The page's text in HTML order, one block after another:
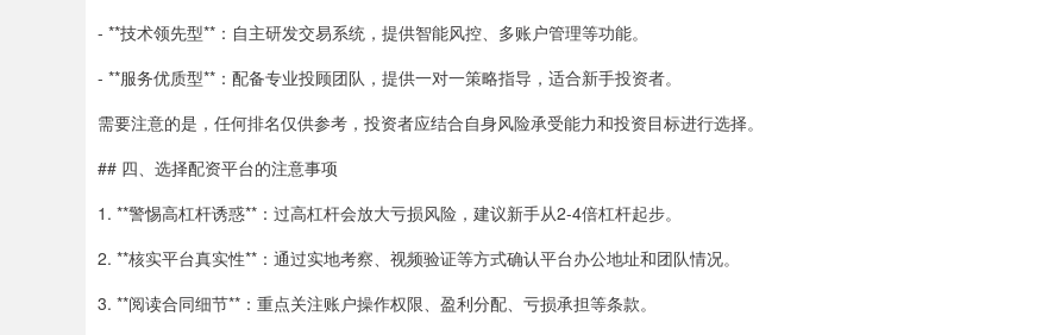
- **技术领先型**：自主研发交易系统，提供智能风控、多账户管理等功能。
- **服务优质型**：配备专业投顾团队，提供一对一策略指导，适合新手投资者。
需要注意的是，任何排名仅供参考，投资者应结合自身风险承受能力和投资目标进行选择。
## 四、选择配资平台的注意事项
1. **警惕高杠杆诱惑**：过高杠杆会放大亏损风险，建议新手从2-4倍杠杆起步。
2. **核实平台真实性**：通过实地考察、视频验证等方式确认平台办公地址和团队情况。
3. **阅读合同细节**：重点关注账户操作权限、盈利分配、亏损承担等条款。